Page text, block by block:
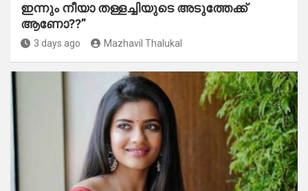
ഇന്നും നീയാ തള്ളച്ചിയുടെ അടുത്തേക്ക്
ആണോ??”
3 days ago Mazhavil Thalukal